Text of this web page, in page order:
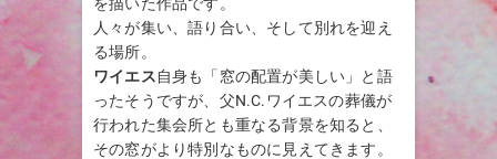
人々が集い、語り合い、そして別れを迎え
る場所。
ワイエス自身も「窓の配置が美しい」と語
ったそうですが、父N.C.ワイエスの葬儀が
行われた集会所とも重なる背景を知ると、
その窓がより特別なものに見えてきます。